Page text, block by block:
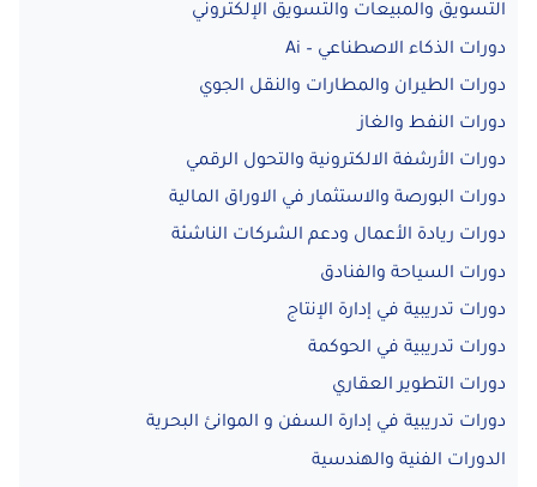
التسويق والمبيعات والتسويق الإلكتروني
دورات الذكاء الاصطناعي – Ai
دورات الطيران والمطارات والنقل الجوي
دورات النفط والغاز
دورات الأرشفة الالكترونية والتحول الرقمي
دورات البورصة والاستثمار في الاوراق المالية
دورات ريادة الأعمال ودعم الشركات الناشئة
دورات السياحة والفنادق
دورات تدريبية في إدارة الإنتاج
دورات تدريبية في الحوكمة
دورات التطوير العقاري
دورات تدريبية في إدارة السفن و الموانئ البحرية
الدورات الفنية والهندسية